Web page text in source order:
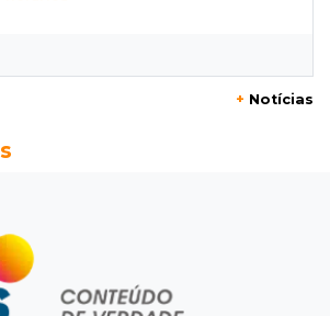
deepfakes sexuais com crianças
súbito enquanto dirigia e
na Mascarenhas
+ Notícias